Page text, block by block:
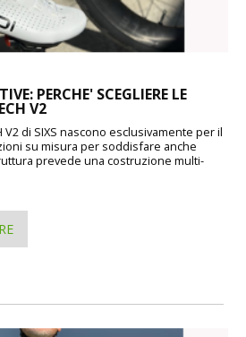
PERCHE' SCEGLIERE LE
V2
V2 di SIXS nascono esclusivamente per il
su misura per soddisfare anche
prevede una costruzione multi-